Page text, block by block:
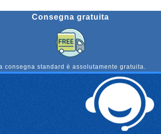
Consegna gratuita
consegna standard è assolutamente gratuita.